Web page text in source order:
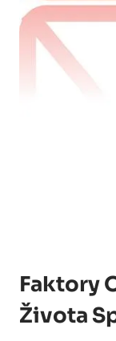
Faktory
Života